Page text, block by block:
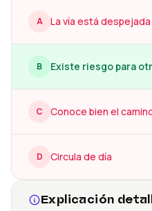
A La vía está despejada
B Existe riesgo para
C Conoce bien el
D Circula de día
Explicación